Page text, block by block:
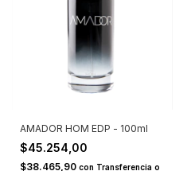
AMADOR HOM EDP - 100ml
$45.254,00
$38.465,90 con Transferencia o